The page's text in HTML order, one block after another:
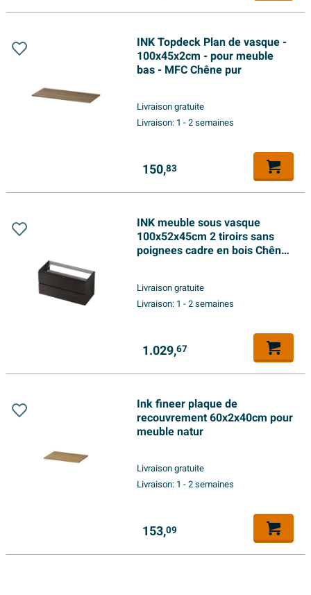
INK Topdeck Plan de vasque -
100x45x2cm - pour meuble
bas - MFC Chêne pur
Livraison gratuite
Livraison: 1 - 2 semaines
150,83
INK meuble sous vasque
100x52x45cm 2 tiroirs sans
poignees cadre en bois Chêne
Livraison gratuite
Livraison: 1 - 2 semaines
1.029,67
Ink fineer plaque de
recouvrement 60x2x40cm pour
meuble natur
Livraison gratuite
Livraison: 1 - 2 semaines
153,09